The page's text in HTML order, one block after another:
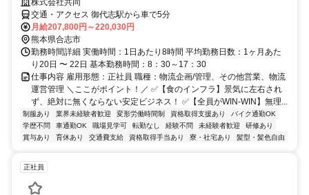
交通・アクセス 御代志駅から車で5分
月給207,800円～220,030円
熊本県合志市
勤務時間詳細 実働時間：1日あたり8時間 平均勤務日数：1ヶ月あた
り20日 〜 22日 基本勤務時間：8：30～17：30
仕事内容 雇用形態：正社員 職種：物流企画/管理、その他営業、物流
運営管理 ＼ここがポイント！／ ✅【食のインフラ】景気に左右され
ず、絶対に無くならない安定ビジネス！ ✅【全員がWIN-WIN】無理...
制服あり 業界未経験者歓迎 変形労働時間制 資格取得支援あり
バイク通勤OK
学歴不問
車通勤OK 職場見学可 転勤なし 経験不問 未経験者歓迎
研修あり
賞与あり
育休あり 交通費支給 資格取得手当あり 寮・社宅あり 髪型・髪色自由
正社員